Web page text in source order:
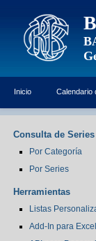
Inicio Calendario
Consulta de Series
Por Categoría
Por Series
Herramientas
Listas
Add-In para Excel